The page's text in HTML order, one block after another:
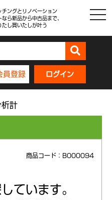
チングとリノベーション
なら新品から中古品まで、
たし買いたしが叶う
員登録 ログイン
析計
商品コード：B000094
ています。